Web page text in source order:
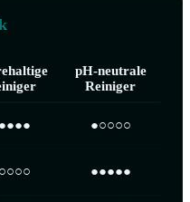
pH-neutrale
Reiniger
●○○○○
●●●●●